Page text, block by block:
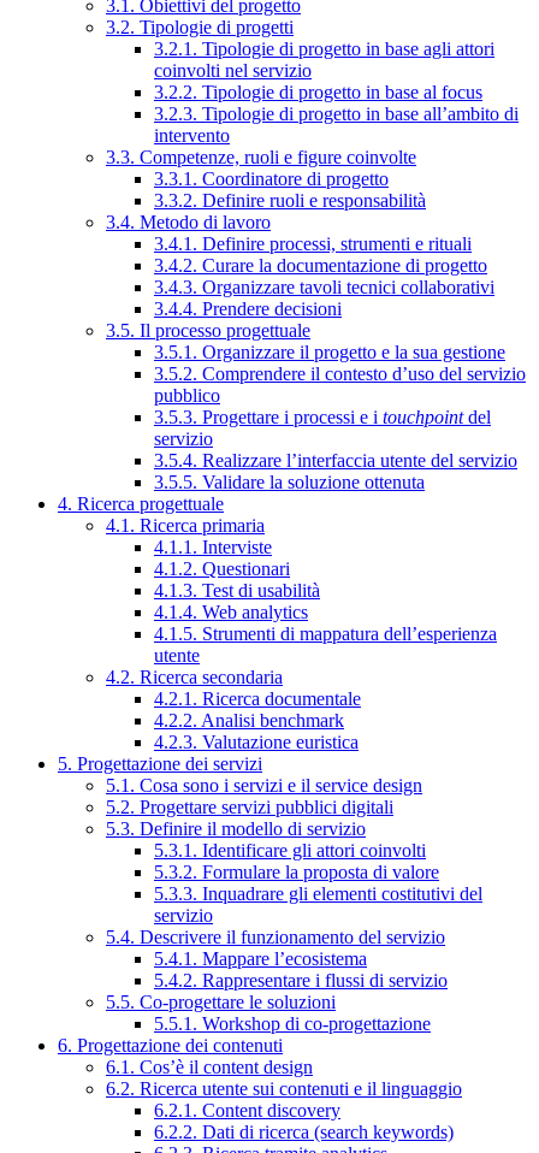
3.1. Obiettivi del progetto
3.2. Tipologie di progetti
3.2.1. Tipologie di progetto in base agli attori
coinvolti nel servizio
3.2.2. Tipologie di progetto in base al focus
3.2.3. Tipologie di progetto in base all’ambito di
intervento
3.3. Competenze, ruoli e figure coinvolte
3.3.1. Coordinatore di progetto
3.3.2. Definire ruoli e responsabilità
3.4. Metodo di lavoro
3.4.1. Definire processi, strumenti e rituali
3.4.2. Curare la documentazione di progetto
3.4.3. Organizzare tavoli tecnici collaborativi
3.4.4. Prendere decisioni
3.5. Il processo progettuale
3.5.1. Organizzare il progetto e la sua gestione
3.5.2. Comprendere il contesto d’uso del servizio
pubblico
3.5.3. Progettare i processi e i touchpointdel
servizio
3.5.4. Realizzare l’interfaccia utente del servizio
3.5.5. Validare la soluzione ottenuta
4. Ricerca progettuale
4.1. Ricerca primaria
4.1.1. Interviste
4.1.2. Questionari
4.1.3. Test di usabilità
4.1.4. Web analytics
4.1.5. Strumenti di mappatura dell’esperienza
utente
4.2. Ricerca secondaria
4.2.1. Ricerca documentale
4.2.2. Analisi benchmark
4.2.3. Valutazione euristica
5. Progettazione dei servizi
5.1. Cosa sono i servizi e il service design
5.2. Progettare servizi pubblici digitali
5.3. Definire il modello di servizio
5.3.1. Identificare gli attori coinvolti
5.3.2. Formulare la proposta di valore
5.3.3. Inquadrare gli elementi costitutivi del
servizio
5.4. Descrivere il funzionamento del servizio
5.4.1. Mappare l’ecosistema
5.4.2. Rappresentare i flussi di servizio
5.5. Co-progettare le soluzioni
5.5.1. Workshop di co-progettazione
6. Progettazione dei contenuti
6.1. Cos’è il content design
6.2. Ricerca utente sui contenuti e il linguaggio
6.2.1. Content discovery
6.2.2. Dati di ricerca (search keywords)